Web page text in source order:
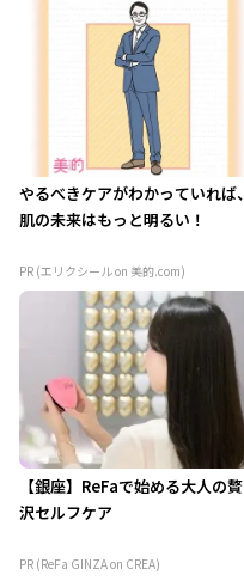
やるべきケアがわかっていれば、
肌の未来はもっと明るい！
PR (エリクシール on 美的.com)
【銀座】ReFaで始める大人の贅
沢セルフケア
PR (ReFa GINZA on CREA)